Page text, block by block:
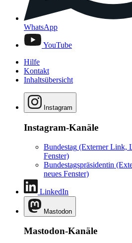
WhatsApp
YouTube
Hilfe
Kontakt
Inhaltsübersicht
Instagram
Instagram-Kanäle
Bundestag (Externer Link,
Fenster)
Bundestagspräsidentin
neues Fenster)
LinkedIn
Mastodon
Mastodon-Kanäle